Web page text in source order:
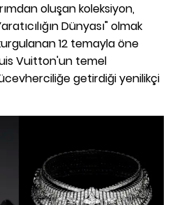
oluşan koleksiyon,
Dünyası" olmak
12 temayla öne
Vuitton'un temel
getirdiği yenilikçi